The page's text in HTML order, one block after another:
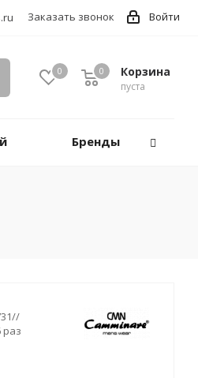
Войти
Заказать звонок
0 Корзина
пуста
0
Бренды
раз